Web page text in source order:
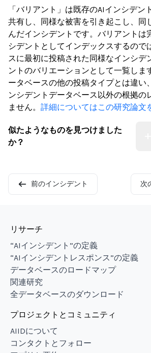
「バリアント」は既存のAIインシデン
共有し、同様な被害を引き起こし、同
んだインシデントです。バリアントは
シデントとしてインデックスするので
スに最初に投稿された同様なインシデ
ントのバリエーションとして一覧しま
ータベースの他の投稿タイプとは違い
ンシデントデータベース以外の根拠の
ません。 詳細についてはこの研究論文
似たようなものを見つけました
か？
前のインシデント 次
リサーチ
“AIインシデント”の定義
“AIインシデントレスポンス”の定義
データベースのロードマップ
関連研究
全データベースのダウンロード
プロジェクトとコミュニティ
AIIDについて
コンタクトとフォロー